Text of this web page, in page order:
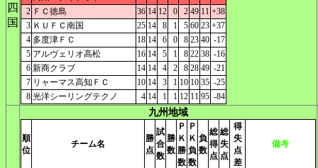
四
国
2 ＦＣ徳島 36 14 12 0 2 49 11 +38
3 ＫＵＦＣ南国 25 14 8 1 5 60 23 +37
4 多度津ＦＣ 18 14 6 0 8 23 40 -17
5 アルヴェリオ高松 16 14 5 1 8 22 38 -16
6 新商クラブ 14 14 4 2 8 28 49 -21
7 リャーマス高知ＦＣ 10 14 3 1 10 10 35 -25
8 光洋シーリングテクノ 4 14 1 1 12 11 95 -84
九州地域
順
位
チーム名
勝
点
試
合
数
勝
数
Ｐ
Ｋ
勝
数
Ｐ
Ｋ
負
数
負
数
総
得
点
総
失
点
得
失
点
差
備考